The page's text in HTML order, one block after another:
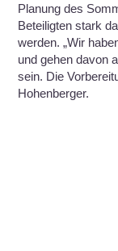
Planung des
Beteiligten stark
werden. „Wir
und gehen davon
sein. Die
Hohenberger.